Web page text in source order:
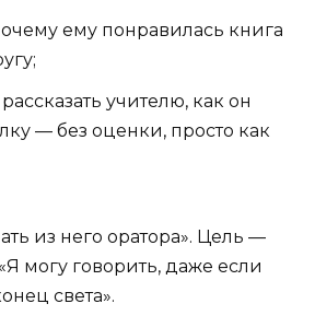
ему понравилась книга
учителю, как он
— без оценки, просто как
из него оратора». Цель —
могу говорить, даже если
света».